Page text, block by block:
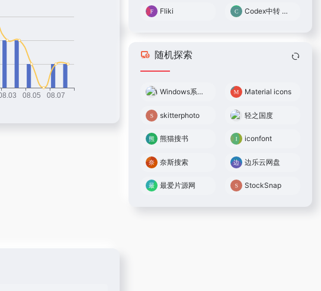
Fliki Codex中转 0.05倍率
随机探索
Windows系统镜像 Material icons
skitterphoto 轻之国度
熊猫搜书 iconfont
奈斯搜索 边乐云网盘
最爱片源网 StockSnap